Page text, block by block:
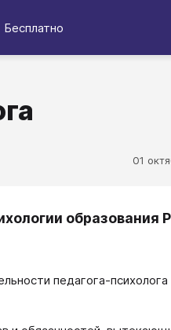
Бесплатно
01
образования
педагога-